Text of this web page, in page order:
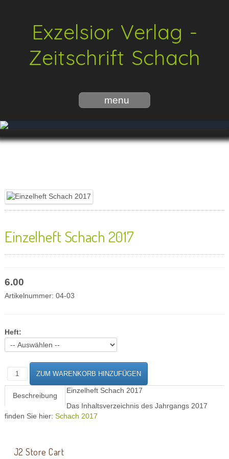
Exzelsior Verlag -
Zeitschrift Schach
menu
Einzelheft Schach 2017
6.00
Artikelnummer: 04-03
Heft:
Beschreibung
Einzelheft Schach 2017
Das Inhaltsverzeichnis des Jahrgangs 2017
finden Sie hier: Schach 2017
J2 Store Cart